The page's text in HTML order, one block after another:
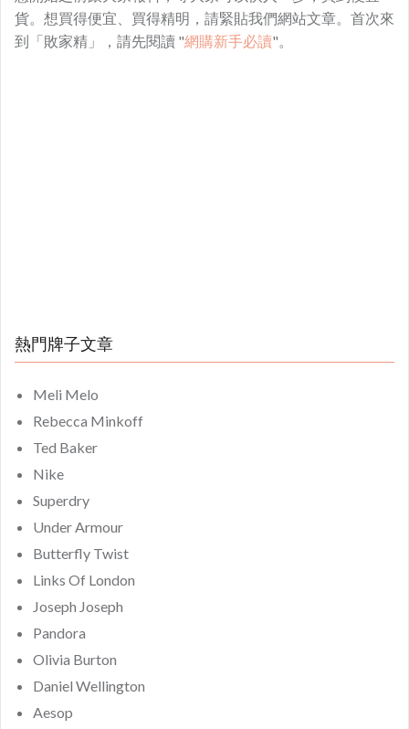
貨。想買得便宜、買得精明，請緊貼我們網站文章。首次來
到「敗家精」，請先閱讀 "網購新手必讀"。
熱門牌子文章
Meli Melo
Rebecca Minkoff
Ted Baker
Nike
Superdry
Under Armour
Butterfly Twist
Links Of London
Joseph Joseph
Pandora
Olivia Burton
Daniel Wellington
Aesop